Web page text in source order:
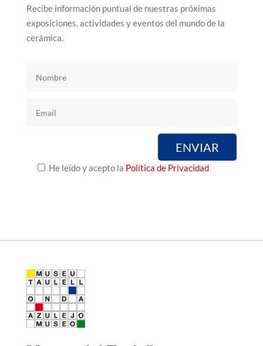
Recibe información puntual de nuestras próximas
exposiciones, actividades y eventos del mundo de la
cerámica.
He leído y acepto la Política de Privacidad